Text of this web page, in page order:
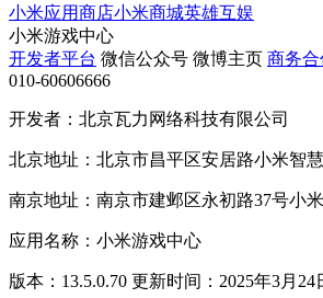
小米应用商店小米商城英雄互娱
小米游戏中心
开发者平台 微信公众号 微博主页 商务合
010-60606666
开发者：北京瓦力网络科技有限公司
北京地址：北京市昌平区安居路小米智
南京地址：南京市建邺区永初路37号小
应用名称：小米游戏中心
版本：13.5.0.70 更新时间：2025年3月24